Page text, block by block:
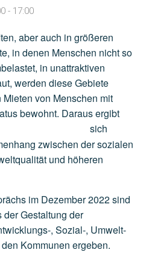
- 17:00
aber auch in größeren
in denen Menschen nicht so
in unattraktiven
werden diese Gebiete
von Menschen mit
bewohnt. Daraus ergibt
sich
zwischen der sozialen
und höheren
im Dezember 2022 sind
Gestaltung der
, Sozial-, Umwelt-
Kommunen ergeben.